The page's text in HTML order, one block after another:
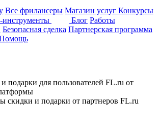
Все фрилансеры Магазин услуг Конкурсы
инструменты Блог Работы
Безопасная сделка Партнерская программа
подарки для пользователей FL.ru от
скидки и подарки от партнеров FL.ru